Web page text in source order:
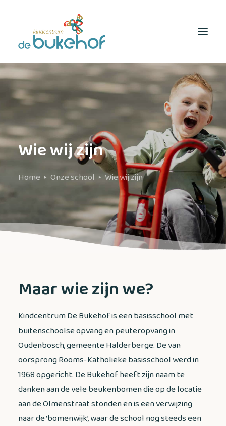
Onze school
Opvang
Ouders
Rondleiding plannen
Wie wij zijn
Home Onze school Wie wij zijn
Maar wie zijn we?
Kindcentrum De Bukehof is een basisschool met
buitenschoolse opvang en peuteropvang in
Oudenbosch, gemeente Halderberge. De van
oorsprong Rooms-Katholieke basisschool werd in
1968 opgericht. De Bukehof heeft zijn naam te
danken aan de vele beukenbomen die op de locatie
aan de Olmenstraat stonden en is een verwijzing
naar de ‘bomenwijk’, waar de school nog steeds een